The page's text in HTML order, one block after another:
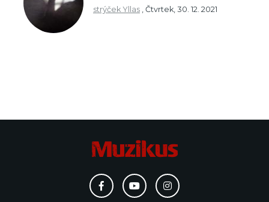
strýček Yllas , Čtvrtek, 30. 12. 2021